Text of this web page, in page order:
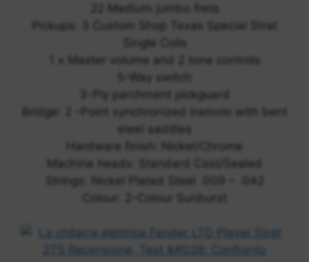
22 Medium jumbo frets
Pickups: 3 Custom Shop Texas Special Strat
Single Coils
1 x Master volume and 2 tone controls
5-Way switch
3-Ply parchment pickguard
Bridge: 2 -Point synchronized tremolo with bent
steel saddles
Hardware finish: Nickel/Chrome
Machine heads: Standard Cast/Sealed
Strings: Nickel Plated Steel .009 – .042
Colour: 2-Colour Sunburst